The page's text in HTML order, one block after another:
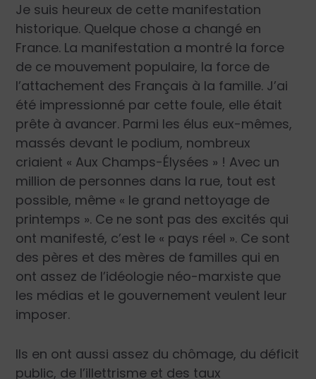
Je suis heureux de cette manifestation
historique. Quelque chose a changé en
France. La manifestation a montré la force
de ce mouvement populaire, la force de
l’attachement des Français à la famille. J’ai
été impressionné par cette foule, elle était
prête à avancer. Parmi les élus eux-mêmes,
massés devant le podium, nombreux
criaient « Aux Champs-Élysées » ! Avec un
million de personnes dans la rue, tout est
possible, même « le grand nettoyage de
printemps ». Ce ne sont pas des excités qui
ont manifesté, c’est le « pays réel ». Ce sont
des pères et des mères de familles qui en
ont assez de l’idéologie néo-marxiste que
les médias et le gouvernement veulent leur
imposer.
Ils en ont aussi assez du chômage, du déficit
public, de l’illettrisme et des taux